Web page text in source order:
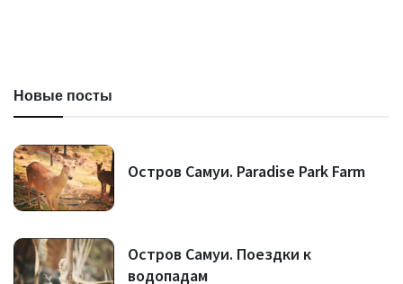
Новые посты
Остров Самуи. Paradise Park Farm
Остров Самуи. Поездки к
водопадам